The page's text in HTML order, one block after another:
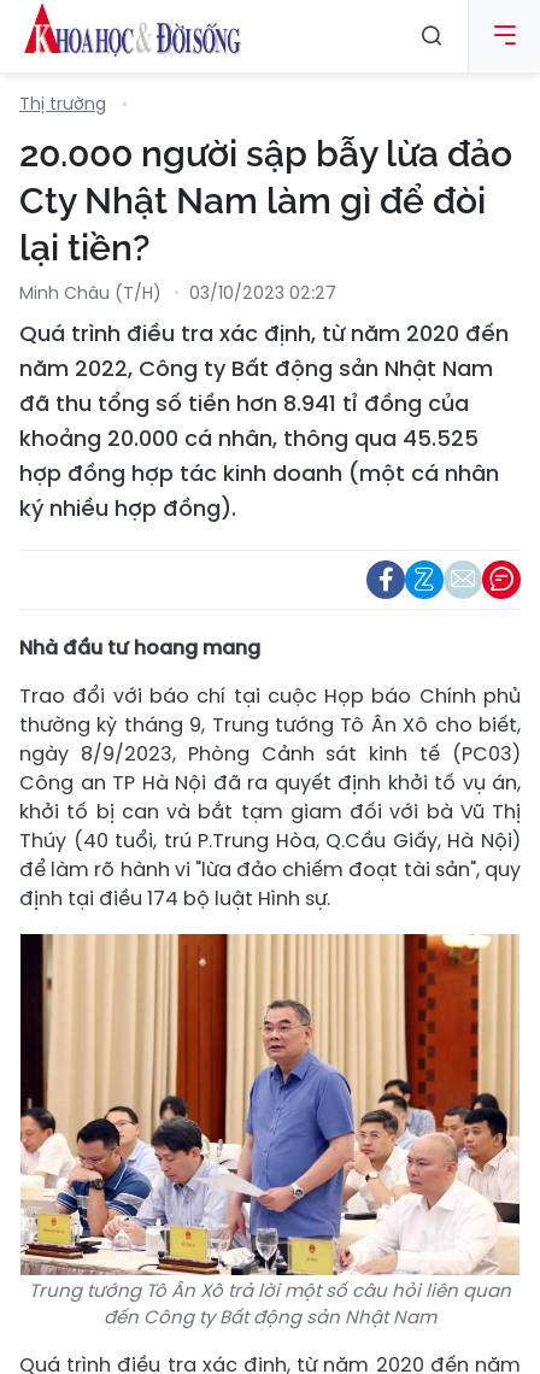
Thị trường
20.000 người sập bẫy lừa đảo
Cty Nhật Nam làm gì để đòi
lại tiền?
Minh Châu (t/h) 03/10/2023 02:27
Quá trình điều tra xác định, từ năm 2020 đến
năm 2022, Công ty Bất động sản Nhật Nam
đã thu tổng số tiền hơn 8.941 tỉ đồng của
khoảng 20.000 cá nhân, thông qua 45.525
hợp đồng hợp tác kinh doanh (một cá nhân
ký nhiều hợp đồng).
Nhà đầu tư hoang mang
Trao đổi với báo chí tại cuộc Họp báo Chính phủ
thường kỳ tháng 9, Trung tướng Tô Ân Xô cho biết,
ngày 8/9/2023, Phòng Cảnh sát kinh tế (PC03)
Công an TP Hà Nội đã ra quyết định khởi tố vụ án,
khởi tố bị can và bắt tạm giam đối với bà Vũ Thị
Thúy (40 tuổi, trú P.Trung Hòa, Q.Cầu Giấy, Hà Nội)
để làm rõ hành vi "lừa đảo chiếm đoạt tài sản", quy
định tại điều 174 bộ luật Hình sự.
Trung tướng Tô Ân Xô trả lời một số câu hỏi liên quan
đến Công ty Bất động sản Nhật Nam
Quá trình điều tra xác định, từ năm 2020 đến năm